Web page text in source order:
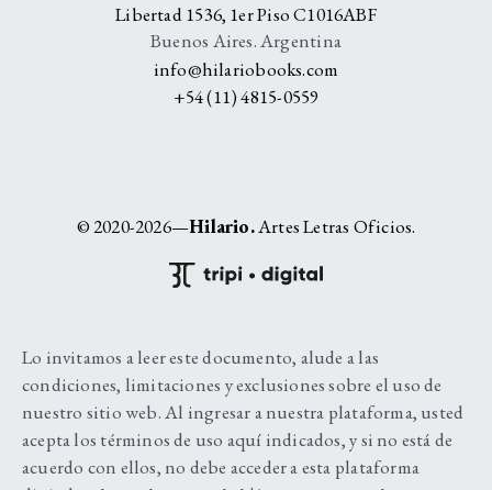
Libertad 1536, 1er Piso C1016ABF
Buenos Aires. Argentina
info@hilariobooks.com
+54 (11) 4815-0559
© 2020-2026—Hilario.Artes Letras Oficios.
Lo invitamos a leer este documento, alude a las
condiciones, limitaciones y exclusiones sobre el uso de
nuestro sitio web. Al ingresar a nuestra plataforma, usted
acepta los términos de uso aquí indicados, y si no está de
acuerdo con ellos, no debe acceder a esta plataforma